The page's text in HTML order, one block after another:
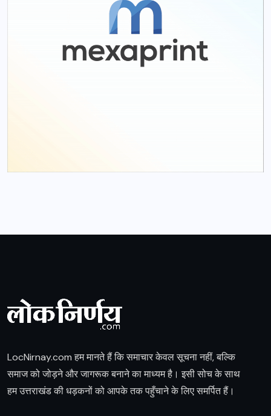
LocNirnay.com हम मानते हैं कि समाचार केवल सूचना नहीं, बल्कि
समाज को जोड़ने और जागरूक बनाने का माध्यम है। इसी सोच के साथ
हम उत्तराखंड की धड़कनों को आपके तक पहुँचाने के लिए समर्पित हैं।